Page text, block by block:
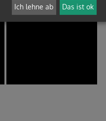
Ich lehne ab Das ist ok